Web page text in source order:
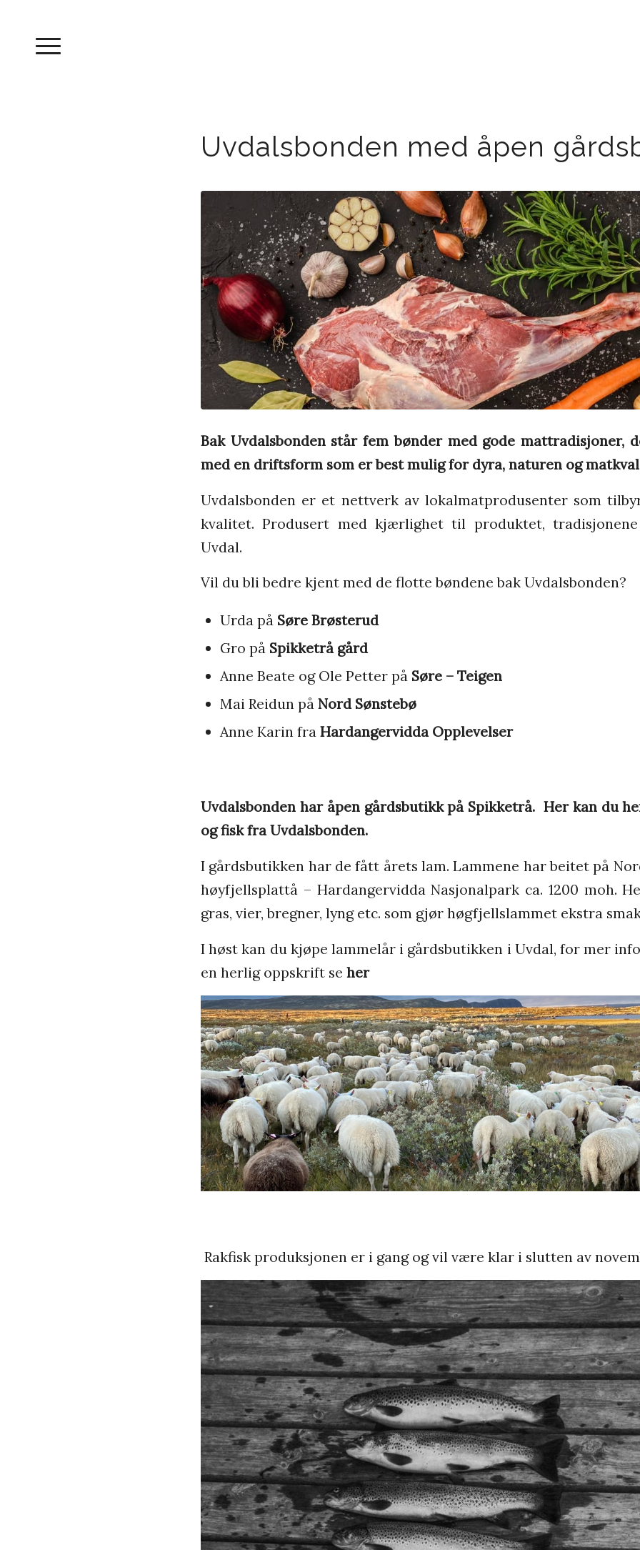
Uvdalsbonden med åpen
Bak Uvdalsbonden stårfem bøndermed gode mattradisjoner,
med en driftsform som er best mulig for dyra, naturen og
Uvdalsbonden er et nettverk av lokalmatprodusenter som
kvalitet. Produsert med kjærlighet til produktet,
Uvdal.
Vil du bli bedre kjent med de flotte bøndene bak Uvdalsbonden?
Urda på Søre Brøsterud
Gro på Spikketrå gård
Anne Beate og Ole Petter på Søre – Teigen
Mai Reidun på Nord Sønstebø
Anne Karin fra Hardangervidda Opplevelser
Uvdalsbonden har åpen gårdsbutikk på Spikketrå. Her kan du
og fisk fra Uvdalsbonden.
I gårdsbutikken har de fått årets lam. Lammene har beitet på
høyfjellsplattå – Hardangervidda Nasjonalpark ca. 1200 moh.
gras, vier, bregner, lyng etc. som gjør høgfjellslammet ekstra
I høst kan du kjøpe lammelår i gårdsbutikken i Uvdal, for mer
en herlig oppskrift se her
Rakfisk produksjonen er i gang og vil være klar i slutten av